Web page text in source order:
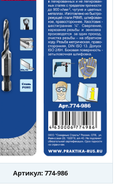
Артикул: 774-986